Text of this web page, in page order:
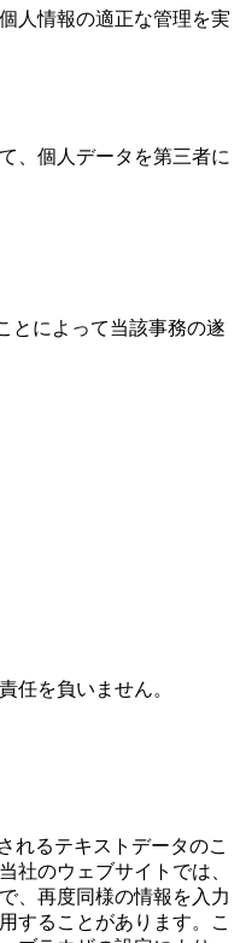
人情報の適正な管理を実
、個人データを第三者に
とによって当該事務の遂
任を負いません。
れるテキストデータのこ
社のウェブサイトでは、
、再度同様の情報を入力
することがあります。こ